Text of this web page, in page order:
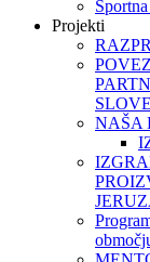
Projekti
NAŠA